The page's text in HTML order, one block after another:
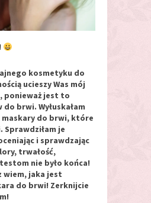
kosmetyku do
ucieszy Was mój
ponieważ jest to
brwi. Wyłuskałam
maskary do brwi, które
Sprawdziłam je
i sprawdzając
trwałość,
nie było końca!
wiem, jaka jest
do brwi! Zerknijcie